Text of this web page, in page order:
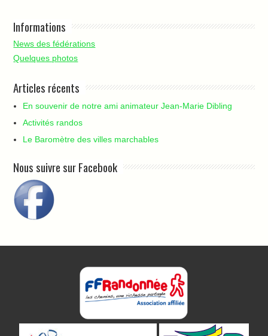
Informations
News des fédérations
Quelques photos
Articles récents
En souvenir de notre ami animateur Jean-Marie Dibling
Activités randos
Le Baromètre des villes marchables
Nous suivre sur Facebook